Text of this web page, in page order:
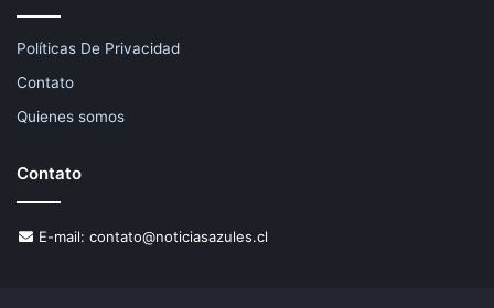
Políticas De Privacidad
Contato
Quienes somos
Contato
E-mail: contato@noticiasazules.cl